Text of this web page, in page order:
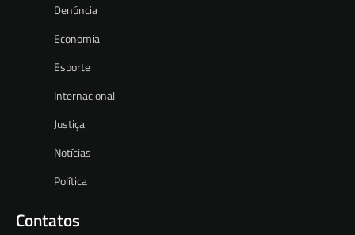
Denúncia
Economia
Esporte
Internacional
Justiça
Notícias
Política
Contatos